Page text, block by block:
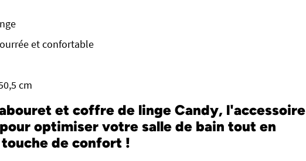
et confortable
cm
et coffre de linge Candy, l'accessoire
optimiser votre salle de bain tout en
de confort !